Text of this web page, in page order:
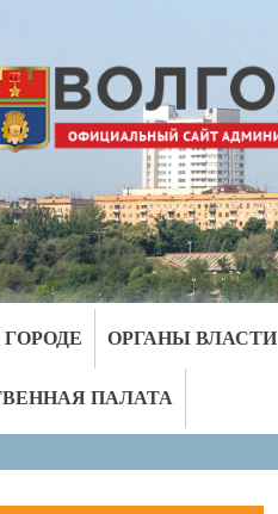
ГОРОДЕ ОРГАНЫ ВЛАСТИ
ПАЛАТА